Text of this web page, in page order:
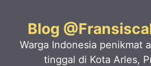
Blog
Warga Indonesia penikmat
tinggal di Kota Arles,